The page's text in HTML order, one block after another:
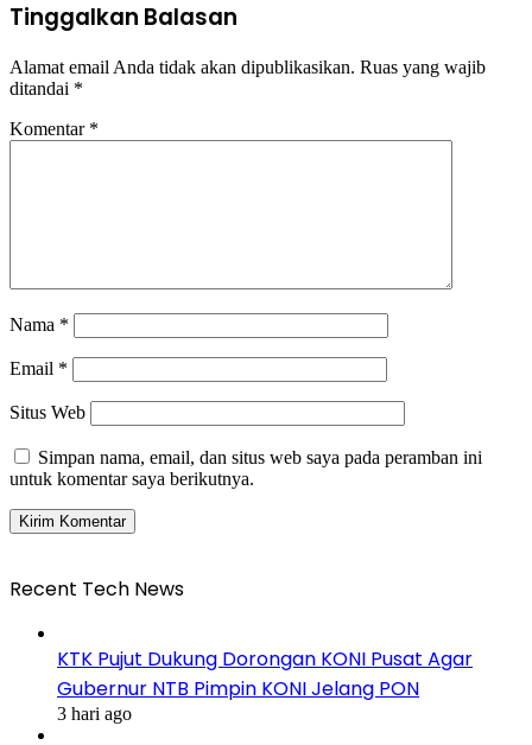
Tinggalkan Balasan
Alamat email Anda tidak akan dipublikasikan. Ruas yang wajib
ditandai *
Komentar *
Nama *
Email *
Situs Web
Simpan nama, email, dan situs web saya pada peramban ini
untuk komentar saya berikutnya.
Recent Tech News
KTK Pujut Dukung Dorongan KONI Pusat Agar
Gubernur NTB Pimpin KONI Jelang PON
3 hari ago